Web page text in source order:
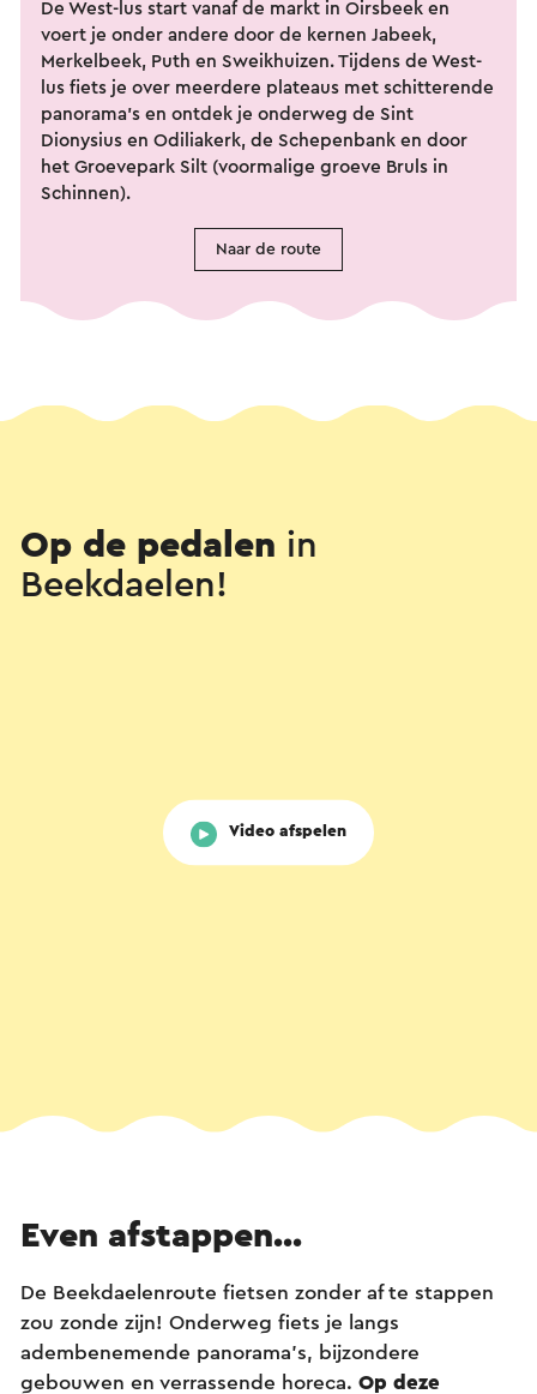
De West-lus start vanaf de markt in Oirsbeek en
voert je onder andere door de kernen Jabeek,
Merkelbeek, Puth en Sweikhuizen. Tijdens de West-
lus fiets je over meerdere plateaus met schitterende
panorama’s en ontdek je onderweg de Sint
Dionysius en Odiliakerk, de Schepenbank en door
het Groevepark Silt (voormalige groeve Bruls in
Schinnen).
Naar de route
Op de pedalen in
Beekdaelen!
Video afspelen
Even afstappen...
De Beekdaelenroute fietsen zonder af te stappen
zou zonde zijn! Onderweg fiets je langs
adembenemende panorama’s, bijzondere
gebouwen en verrassende horeca. Op deze